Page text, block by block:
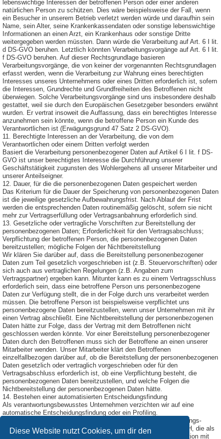
Diese Website nutzt Cookies, um dir den
lebenswichtige Interessen der betroffenen Person oder einer anderen
natürlichen Person zu schützen. Dies wäre beispielsweise der Fall, wenn
ein Besucher in unserem Betrieb verletzt werden würde und daraufhin sein
Name, sein Alter, seine Krankenkassendaten oder sonstige lebenswichtige
Informationen an einen Arzt, ein Krankenhaus oder sonstige Dritte
weitergegeben werden müssten. Dann würde die Verarbeitung auf Art. 6 I lit.
d DS-GVO beruhen. Letztlich könnten Verarbeitungsvorgänge auf Art. 6 I lit.
f DS-GVO beruhen. Auf dieser Rechtsgrundlage basieren
Verarbeitungsvorgänge, die von keiner der vorgenannten Rechtsgrundlagen
erfasst werden, wenn die Verarbeitung zur Wahrung eines berechtigten
Interesses unseres Unternehmens oder eines Dritten erforderlich ist, sofern
die Interessen, Grundrechte und Grundfreiheiten des Betroffenen nicht
überwiegen. Solche Verarbeitungsvorgänge sind uns insbesondere deshalb
gestattet, weil sie durch den Europäischen Gesetzgeber besonders erwähnt
wurden. Er vertrat insoweit die Auffassung, dass ein berechtigtes Interesse
anzunehmen sein könnte, wenn die betroffene Person ein Kunde des
Verantwortlichen ist (Erwägungsgrund 47 Satz 2 DS-GVO).
11. Berechtigte Interessen an der Verarbeitung, die von dem
Verantwortlichen oder einem Dritten verfolgt werden
Basiert die Verarbeitung personenbezogener Daten auf Artikel 6 I lit. f DS-
GVO ist unser berechtigtes Interesse die Durchführung unserer
Geschäftstätigkeit zugunsten des Wohlergehens all unserer Mitarbeiter und
unserer Anteilseigner.
12. Dauer, für die die personenbezogenen Daten gespeichert werden
Das Kriterium für die Dauer der Speicherung von personenbezogenen Daten
ist die jeweilige gesetzliche Aufbewahrungsfrist. Nach Ablauf der Frist
werden die entsprechenden Daten routinemäßig gelöscht, sofern sie nicht
mehr zur Vertragserfüllung oder Vertragsanbahnung erforderlich sind.
13. Gesetzliche oder vertragliche Vorschriften zur Bereitstellung der
personenbezogenen Daten; Erforderlichkeit für den Vertragsabschluss;
Verpflichtung der betroffenen Person, die personenbezogenen Daten
bereitzustellen; mögliche Folgen der Nichtbereitstellung
Wir klären Sie darüber auf, dass die Bereitstellung personenbezogener
Daten zum Teil gesetzlich vorgeschrieben ist (z.B. Steuervorschriften) oder
sich auch aus vertraglichen Regelungen (z.B. Angaben zum
Vertragspartner) ergeben kann. Mitunter kann es zu einem Vertragsschluss
erforderlich sein, dass eine betroffene Person uns personenbezogene
Daten zur Verfügung stellt, die in der Folge durch uns verarbeitet werden
müssen. Die betroffene Person ist beispielsweise verpflichtet uns
personenbezogene Daten bereitzustellen, wenn unser Unternehmen mit ihr
einen Vertrag abschließt. Eine Nichtbereitstellung der personenbezogenen
Daten hätte zur Folge, dass der Vertrag mit dem Betroffenen nicht
geschlossen werden könnte. Vor einer Bereitstellung personenbezogener
Daten durch den Betroffenen muss sich der Betroffene an einen unserer
Mitarbeiter wenden. Unser Mitarbeiter klärt den Betroffenen
einzelfallbezogen darüber auf, ob die Bereitstellung der personenbezogenen
Daten gesetzlich oder vertraglich vorgeschrieben oder für den
Vertragsabschluss erforderlich ist, ob eine Verpflichtung besteht, die
personenbezogenen Daten bereitzustellen, und welche Folgen die
Nichtbereitstellung der personenbezogenen Daten hätte.
14. Bestehen einer automatisierten Entscheidungsfindung
Als verantwortungsbewusstes Unternehmen verzichten wir auf eine
automatische Entscheidungsfindung oder ein Profiling.
Diese Datenschutzerklärung wurde durch den Datenschutzerklärungs-
Generator der DGD Deutsche Gesellschaft für Datenschutz GmbH, die als
Externer Datenschutzbeauftragter Passau
tätig ist, in Kooperation mit